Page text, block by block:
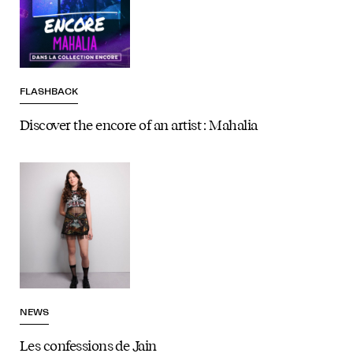
FLASHBACK
Discover the encore of an artist : Mahalia
NEWS
Les confessions de Jain